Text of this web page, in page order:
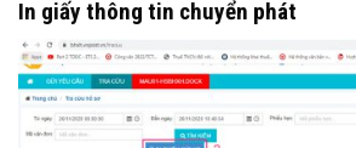
In giấy thông tin chuyển phát